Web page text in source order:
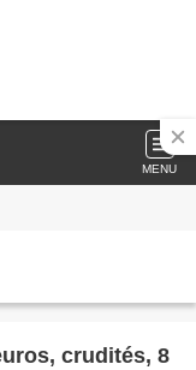
MENU
crudités, 8